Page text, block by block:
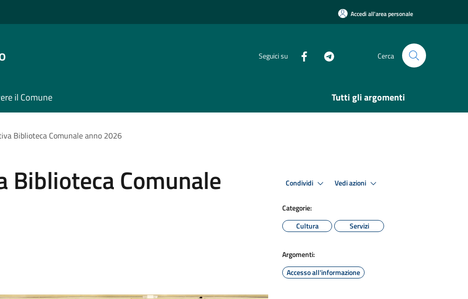
Accedi all'area personale
Seguici su Cerca
il Comune Tutti gli argomenti
Biblioteca Comunale anno 2026
Biblioteca Comunale Condividi Vedi azioni
Categorie:
Cultura
Servizi
Argomenti:
Accesso all'informazione